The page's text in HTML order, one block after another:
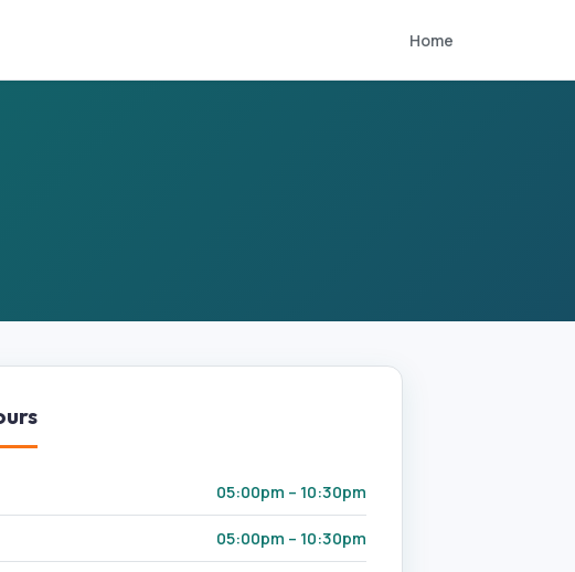
Home
05:00pm – 10:30pm
05:00pm – 10:30pm